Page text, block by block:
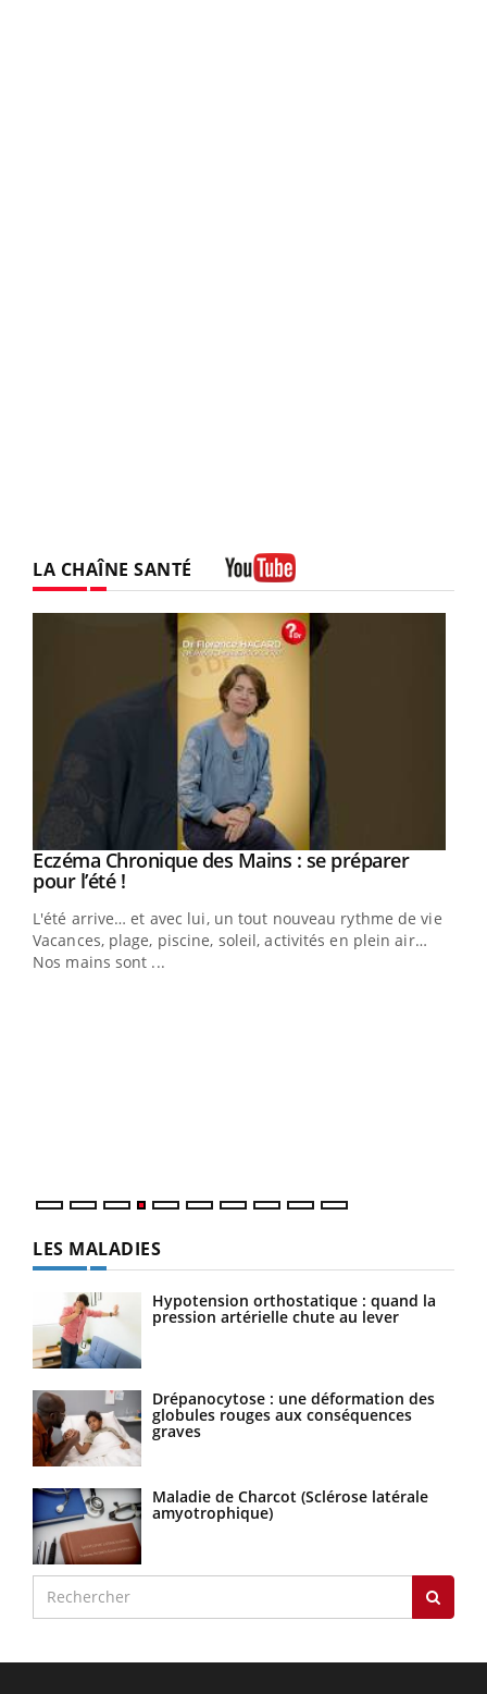
LA CHAÎNE SANTÉ
Youtube
Eczéma Chronique des Mains : se préparer
pour l’été !Youtube
L'été arrive… et avec lui, un tout nouveau rythme de vie !
Vacances, plage, piscine, soleil, activités en plein air…
Nos mains sont ...
LES MALADIES
Hypotension orthostatique : quand la
pression artérielle chute au lever
Drépanocytose : une déformation des
globules rouges aux conséquences
graves
Maladie de Charcot (Sclérose latérale
amyotrophique)